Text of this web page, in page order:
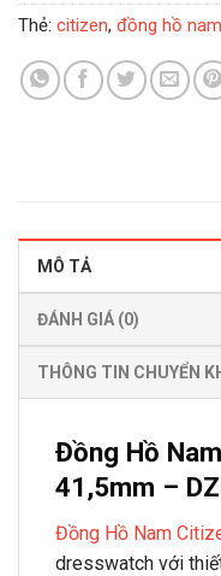
Thẻ: citizen, đồng hồ nam
MÔ TẢ
ĐÁNH GIÁ (0)
THÔNG TIN CHUYỂN
Đồng Hồ
41,5mm –
Đồng Hồ Nam
dresswatch với